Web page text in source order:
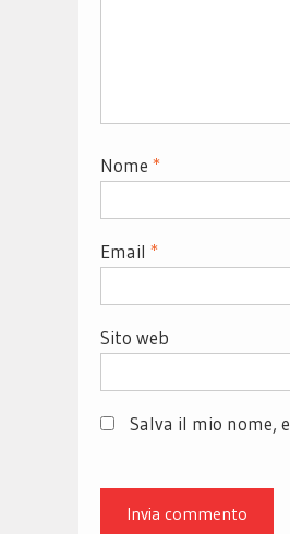
Nome *
Email *
Sito web
Salva il mio nome,